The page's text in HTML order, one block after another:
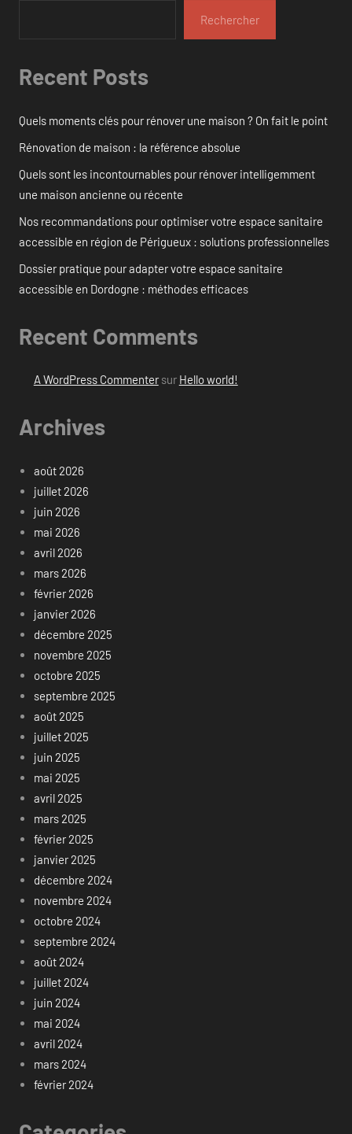
Rechercher
Recent Posts
Quels moments clés pour rénover une maison ? On fait le point
Rénovation de maison : la référence absolue
Quels sont les incontournables pour rénover intelligemment
une maison ancienne ou récente
Nos recommandations pour optimiser votre espace sanitaire
accessible en région de Périgueux : solutions professionnelles
Dossier pratique pour adapter votre espace sanitaire
accessible en Dordogne : méthodes efficaces
Recent Comments
A WordPress Commentersur Hello world!
Archives
août 2026
juillet 2026
juin 2026
mai 2026
avril 2026
mars 2026
février 2026
janvier 2026
décembre 2025
novembre 2025
octobre 2025
septembre 2025
août 2025
juillet 2025
juin 2025
mai 2025
avril 2025
mars 2025
février 2025
janvier 2025
décembre 2024
novembre 2024
octobre 2024
septembre 2024
août 2024
juillet 2024
juin 2024
mai 2024
avril 2024
mars 2024
février 2024